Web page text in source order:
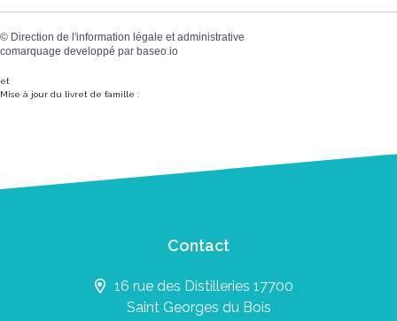
© Direction de l'information légale et administrative
comarquage developpé par baseo.io
et
Mise à jour du livret de famille :
Contact
16 rue des Distilleries 17700
Saint Georges du Bois